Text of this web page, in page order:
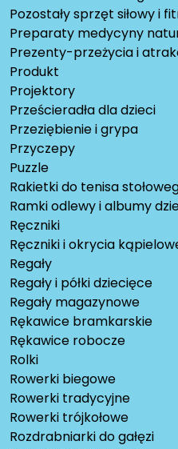
Pozostały sprzęt siłowy i
Preparaty medycyny
Prezenty-przeżycia i
Produkt
Projektory
Prześcieradła dla dzieci
Przeziębienie i grypa
Przyczepy
Puzzle
Rakietki do tenisa
Ramki odlewy i albumy
Ręczniki
Ręczniki i okrycia
Regały
Regały i półki dziecięce
Regały magazynowe
Rękawice bramkarskie
Rękawice robocze
Rolki
Rowerki biegowe
Rowerki tradycyjne
Rowerki trójkołowe
Rozdrabniarki do gałęzi